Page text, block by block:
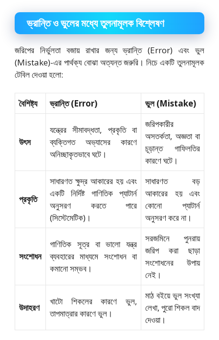
ভ্রান্তি ও ভুলের মধ্যে তুলনামূলক বিশ্লেষণ
জরিপের নির্ভুলতা বজায় রাখার জন্য ভ্রান্তি (Error) এবং ভুল
(Mistake)-এর পার্থক্য বোঝা অত্যন্ত জরুরি। নিচে একটি তুলনামূলক
টেবিল দেওয়া হলো:
বৈশিষ্ট্য ভ্রান্তি (Error) ভুল (Mistake)
উৎস
যন্ত্রের সীমাবদ্ধতা, প্রকৃতি বা
ব্যক্তিগত অভ্যাসের কারণে
অনিচ্ছাকৃতভাবে ঘটে।
জরিপকারীর
অসতর্কতা, অজ্ঞতা বা
চূড়ান্ত গাফিলতির
কারণে ঘটে।
প্রকৃতি
সাধারণত ক্ষুদ্র আকারের হয় এবং
একটি নির্দিষ্ট গাণিতিক প্যাটার্ন
অনুসরণ করতে পারে
(সিস্টেমেটিক)।
সাধারণত বড়
আকারের হয় এবং
কোনো প্যাটার্ন
অনুসরণ করে না।
সংশোধন
গাণিতিক সূত্র বা ভালো যন্ত্র
ব্যবহারের মাধ্যমে সংশোধন বা
কমানো সম্ভব।
সরজমিনে পুনরায়
জরিপ করা ছাড়া
সংশোধনের উপায়
নেই।
উদাহরণ
খাটো শিকলের কারণে ভুল,
তাপমাত্রার কারণে ভুল।
মাঠ বইয়ে ভুল সংখ্যা
লেখা, পুরো শিকল বাদ
দেওয়া।